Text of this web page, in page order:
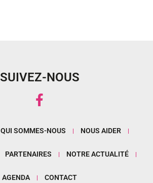
SUIVEZ-NOUS
QUI SOMMES-NOUS NOUS AIDER
PARTENAIRES NOTRE ACTUALITÉ
AGENDA CONTACT